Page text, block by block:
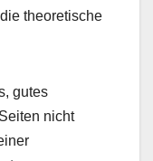
theoretische
gutes
nicht